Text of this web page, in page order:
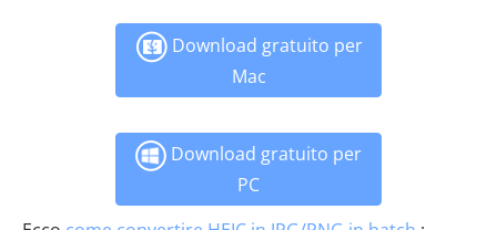
Download gratuito per
Mac
Download gratuito per
PC